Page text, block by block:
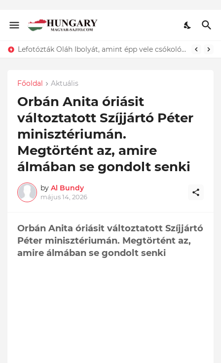
Lefotózták Oláh Ibolyát, amint épp vele csókolózik - EZT nem hiszed el, kinek a karjában kötött ki...ÍME
Főoldal Aktuális
Orbán Anita óriásit
változtatott Szíjjártó Péter
minisztériumán.
Megtörtént az, amire
álmában se gondolt senki
by Al Bundy
május 14, 2026
Orbán Anita óriásit változtatott Szíjjártó
Péter minisztériumán. Megtörtént az,
amire álmában se gondolt senki